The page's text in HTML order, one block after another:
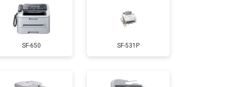
1800 ₽ Заказать
2300 ₽ Заказать
2600 ₽ Заказать
SF-650 SF-531P